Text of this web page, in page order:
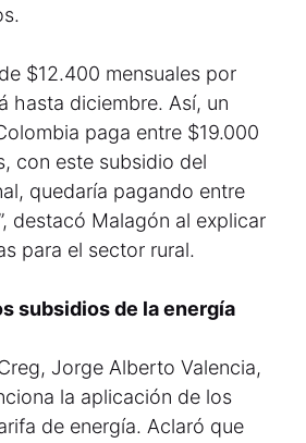
$12.400 mensuales por
hasta diciembre. Así, un
paga entre $19.000
con este subsidio del
quedaría pagando entre
destacó Malagón al explicar
para el sector rural.
subsidios de la energía
Jorge Alberto Valencia,
la aplicación de los
de energía. Aclaró que